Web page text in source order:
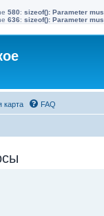
580: sizeof(): Parameter
636: sizeof(): Parameter
карта FAQ